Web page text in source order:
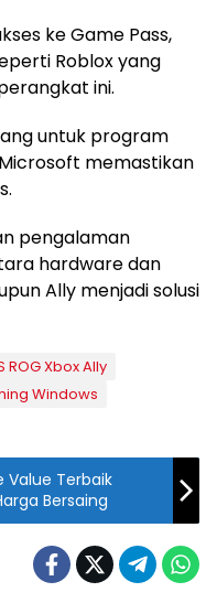
ke Game Pass,
Roblox yang
ini.
untuk program
Microsoft memastikan
pengalaman
hardware dan
Ally menjadi solusi
ROG Xbox Ally
Windows
Value Terbaik
Bersaing